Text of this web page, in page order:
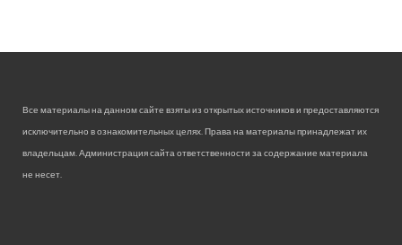
Все материалы на данном сайте взяты из открытых источников и предоставляются
исключительно в ознакомительных целях. Права на материалы принадлежат их
владельцам. Администрация сайта ответственности за содержание материала
не несет.